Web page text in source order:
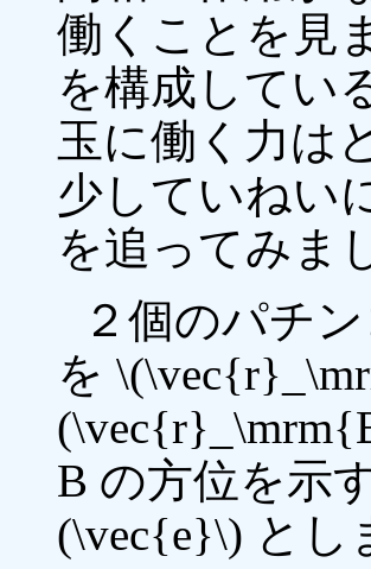
働くことを見
を構成してい
玉に働く力は
少していねい
を追ってみま
２個のパチ
を
B の方位を示
(\vec{e}\) とし